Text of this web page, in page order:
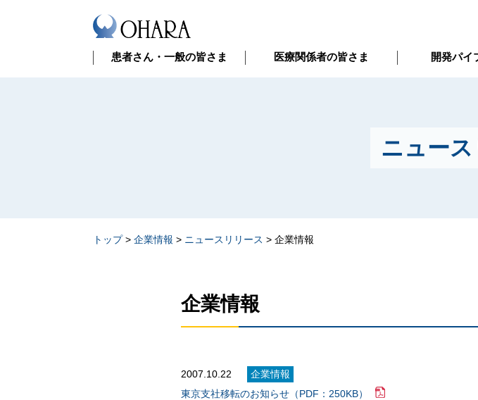
患者さん・一般の皆さま 医療関係者の皆さま 開発パイ
ニュー
トップ> 企業情報 > ニュースリリース > 企業情報
企業情報
2007.10.22
企業情報
東京支社移転のお知らせ（PDF：250KB）